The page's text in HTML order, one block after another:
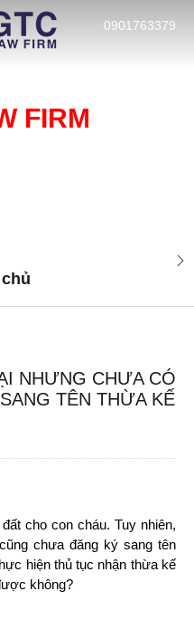
0901763379
FIRM
FIRM
LUẬT GTC
ĐẦU VỀ
NHƯNG CHƯA CÓ
TÊN THỪA KẾ
cho con cháu. Tuy nhiên,
chưa đăng ký sang tên
hiện thủ tục nhận thừa kế
không?